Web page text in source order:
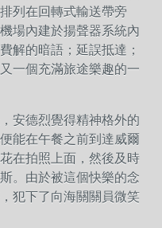
列在回轉式輸送帶旁
場內建於揚聲器系統內
解的暗語；延誤抵達；
一個充滿旅途樂趣的一
安德烈覺得精神格外的
能在午餐之前到達威爾
在拍照上面，然後及時
。由於被這個快樂的念
犯下了向海關關員微笑